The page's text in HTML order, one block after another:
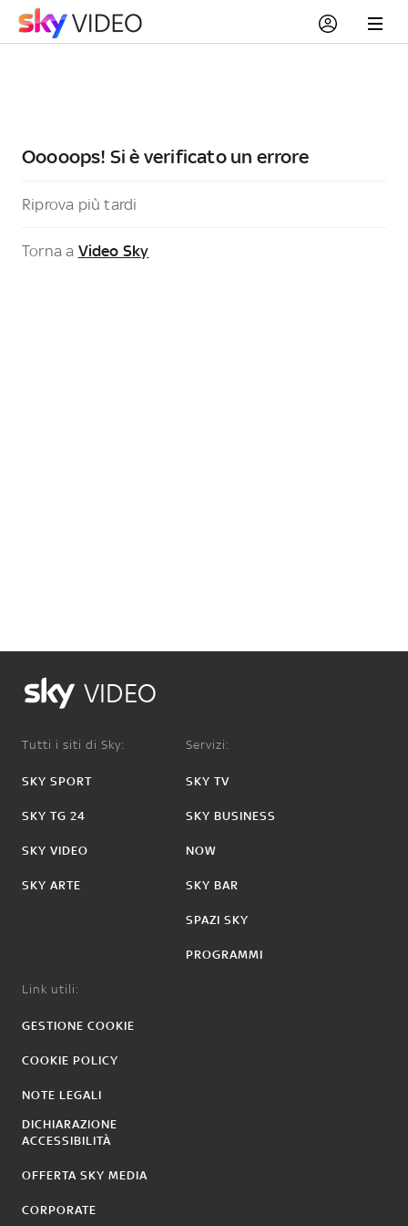
Ooooops! Si è verificato un errore
Riprova più tardi
Torna a Video Sky
VIDEO
Tutti i siti di Sky:
SKY SPORT
SKY TG 24
SKY VIDEO
SKY ARTE
Servizi:
SKY TV
SKY BUSINESS
NOW
SKY BAR
SPAZI SKY
PROGRAMMI
Link utili:
GESTIONE COOKIE
COOKIE POLICY
NOTE LEGALI
DICHIARAZIONE
ACCESSIBILITÀ
OFFERTA SKY MEDIA
CORPORATE